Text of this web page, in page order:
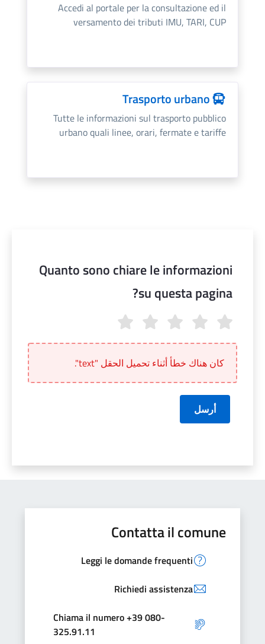
Accedi al portale per la consultazione ed il
versamento dei tributi IMU, TARI, CUP
Trasporto urbano
Tutte le informazioni sul trasporto pubblico
urbano quali linee, orari, fermate e tariffe
Quanto sono chiare le informazioni
su questa pagina?
Quanto sono chiare le informazioni su questa pagina?
كان هناك خطأ أثناء تحميل الحقل "text".
أرسل
Contatta il comune
Leggi le domande frequenti
Richiedi assistenza
Chiama il numero +39 080-
325.91.11